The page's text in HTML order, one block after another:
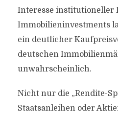
Interesse institutioneller
Immobilieninvestments
ein deutlicher
deutschen
unwahrscheinlich.
Nicht nur die „Rendite-
Staatsanleihen oder